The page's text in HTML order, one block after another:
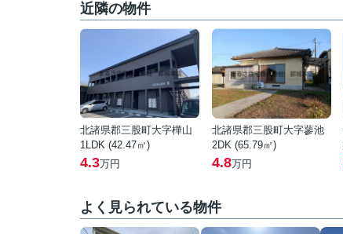
近隣の物件
北諸県郡三股町大字樺山
1LDK (42.47㎡)
4.3万円
北諸県郡三股町大字蓼池
2DK (65.79㎡)
4.8万円
よく見られている物件